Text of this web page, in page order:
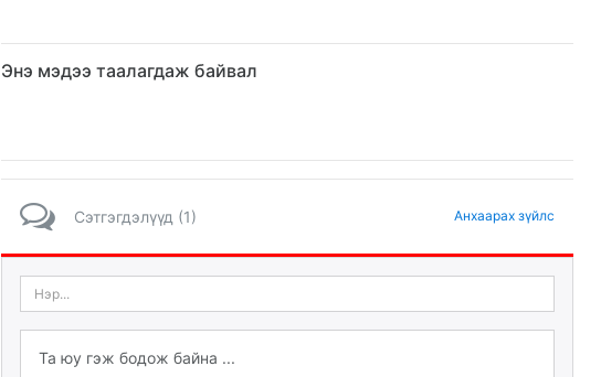
Энэ мэдээ таалагдаж байвал
Сэтгэгдэлүүд (1) Анхаарах зүйлс